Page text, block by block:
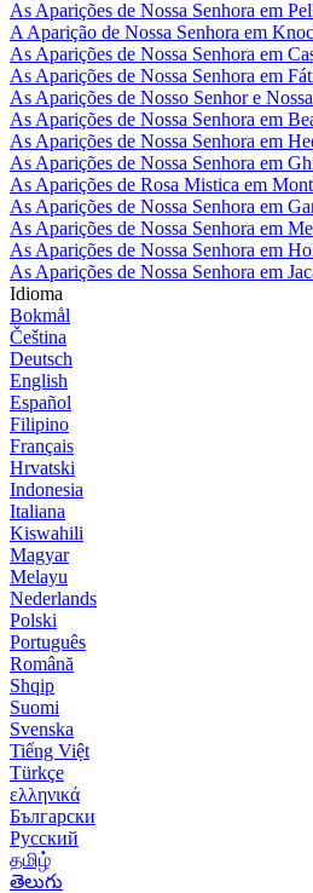
As Aparições de Nossa Senhora em
A Aparição de Nossa Senhora em
As Aparições de Nossa Senhora em
As Aparições de Nossa Senhora em
As Aparições de Nosso Senhor e
As Aparições de Nossa Senhora em
As Aparições de Nossa Senhora em
As Aparições de Nossa Senhora em
As Aparições de Rosa Mistica em
As Aparições de Nossa Senhora em
As Aparições de Nossa Senhora em
As Aparições de Nossa Senhora em
As Aparições de Nossa Senhora em
Idioma
Bokmål
Čeština
Deutsch
English
Español
Filipino
Français
Hrvatski
Indonesia
Italiana
Kiswahili
Magyar
Melayu
Nederlands
Polski
Português
Română
Shqip
Suomi
Svenska
Tiếng Việt
Türkçe
ελληνικά
Български
Русский
தமிழ்
తెలుగు